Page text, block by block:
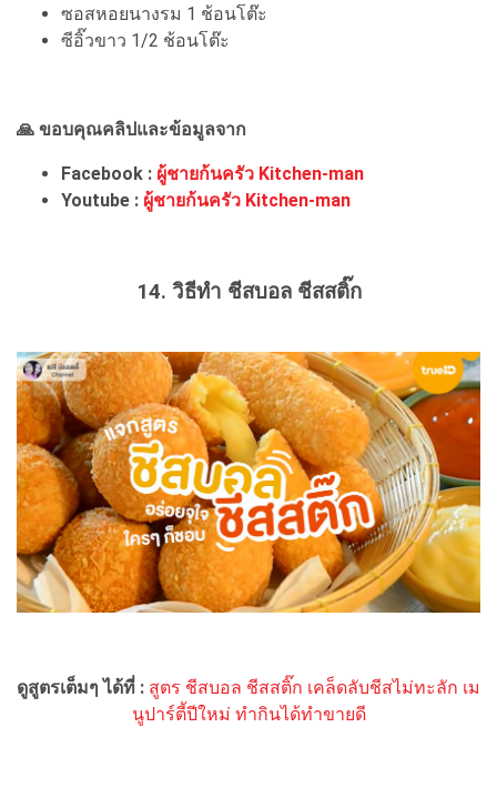
ซอสหอยนางรม 1 ช้อนโต๊ะ
ซีอิ๊วขาว 1/2 ช้อนโต๊ะ
🙏 ขอบคุณคลิปและข้อมูลจาก
Facebook : ผู้ชายก้นครัว Kitchen-man
Youtube : ผู้ชายก้นครัว Kitchen-man
14. วิธีทำ ชีสบอล ชีสสติ๊ก
ดูสูตรเต็มๆ ได้ที่ : สูตร ชีสบอล ชีสสติ๊ก เคล็ดลับชีสไม่ทะลัก เม
นูปาร์ตี้ปีใหม่ ทำกินได้ทำขายดี